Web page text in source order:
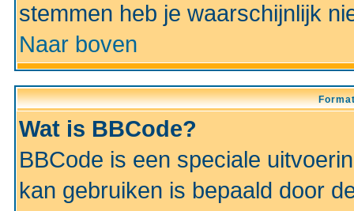
stemmen heb je waarschijnlijk
Naar boven
Wat is BBCode?
BBCode is een speciale
kan gebruiken is bepaald door